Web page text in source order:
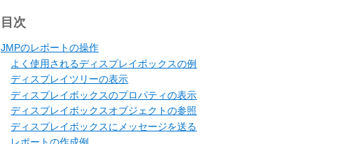
目次
JMPのレポートの操作
よく使用されるディスプレイボックスの例
ディスプレイツリーの表示
ディスプレイボックスのプロパティの表示
ディスプレイボックスオブジェクトの参照
ディスプレイボックスにメッセージを送る